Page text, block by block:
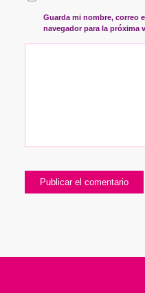
Guarda mi nombre, correo
navegador para la próxima